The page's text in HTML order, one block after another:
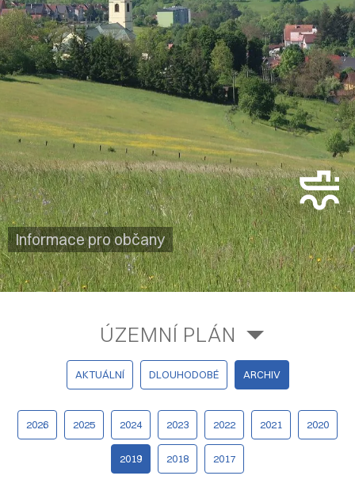
Informace pro občany
ÚZEMNÍ PLÁN
AKTUÁLNÍ DLOUHODOBÉ ARCHIV
2026 2025 2024 2023 2022 2021 2020
2019 2018 2017